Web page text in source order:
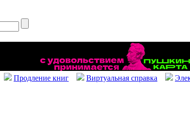
Продление книг Виртуальная справка